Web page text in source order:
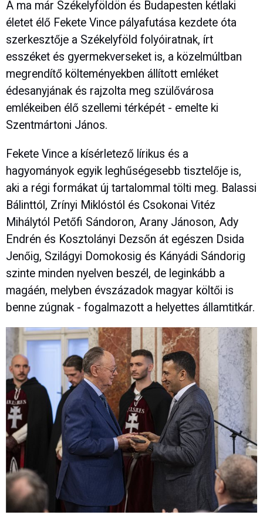
A ma már Székelyföldön és Budapesten kétlaki
életet élő Fekete Vince pályafutása kezdete óta
szerkesztője a Székelyföld folyóiratnak, írt
esszéket és gyermekverseket is, a közelmúltban
megrendítő költeményekben állított emléket
édesanyjának és rajzolta meg szülővárosa
emlékeiben élő szellemi térképét - emelte ki
Szentmártoni János.
Fekete Vince a kísérletező lírikus és a
hagyományok egyik leghűségesebb tisztelője is,
aki a régi formákat új tartalommal tölti meg. Balassi
Bálinttól, Zrínyi Miklóstól és Csokonai Vitéz
Mihálytól Petőfi Sándoron, Arany Jánoson, Ady
Endrén és Kosztolányi Dezsőn át egészen Dsida
Jenőig, Szilágyi Domokosig és Kányádi Sándorig
szinte minden nyelven beszél, de leginkább a
magáén, melyben évszázadok magyar költői is
benne zúgnak - fogalmazott a helyettes államtitkár.